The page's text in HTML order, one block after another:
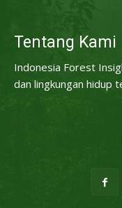
Tentang Kami
Indonesia Forest
dan lingkungan hidup